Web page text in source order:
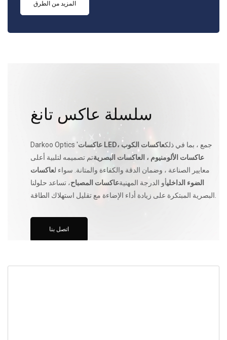
المزيد من الطرق
سلسلة عاكس تانغ
Darkoo Optics ' عاكسات LED جمع ، بما في ذلكعاكسات الكوب ،
عاكسات الألومنيوم ، العاكسات البصريةتم تصميمه لتلبية أعلى
معايير الصناعة ، وضمان الدقة والكفاءة والمتانة. سواء لعاكسات
الضوء الداخليأو الدرجة المهنيةعاكسات المصباح، تساعد حلولنا
اتصل بنا